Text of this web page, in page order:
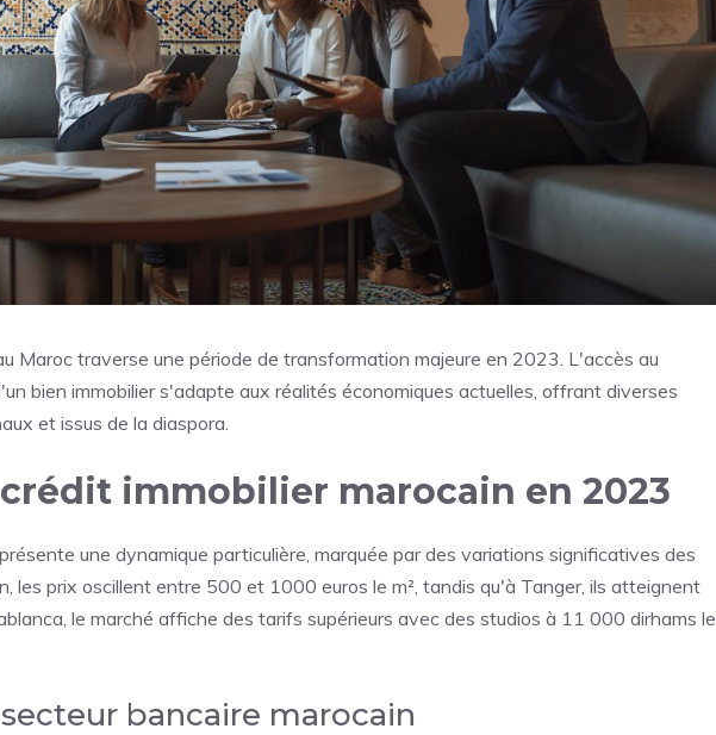
Maroc traverse une période de transformation majeure en 2023. L'accès au
bien immobilier s'adapte aux réalités économiques actuelles, offrant diverses
et issus de la diaspora.
immobilier marocain en 2023
une dynamique particulière, marquée par des variations significatives des
les prix oscillent entre 500 et 1000 euros le m², tandis qu'à Tanger, ils atteignent
le marché affiche des tarifs supérieurs avec des studios à 11 000 dirhams le
bancaire marocain